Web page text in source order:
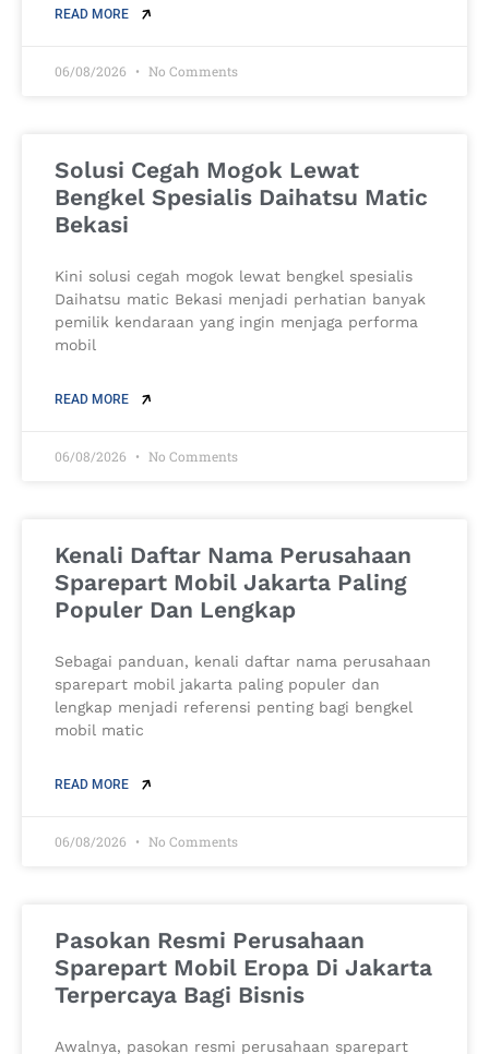
READ MORE
06/08/2026 No Comments
Solusi Cegah Mogok Lewat
Bengkel Spesialis Daihatsu Matic
Bekasi
Kini solusi cegah mogok lewat bengkel spesialis
Daihatsu matic Bekasi menjadi perhatian banyak
pemilik kendaraan yang ingin menjaga performa
mobil
READ MORE
06/08/2026 No Comments
Kenali Daftar Nama Perusahaan
Sparepart Mobil Jakarta Paling
Populer Dan Lengkap
Sebagai panduan, kenali daftar nama perusahaan
sparepart mobil jakarta paling populer dan
lengkap menjadi referensi penting bagi bengkel
mobil matic
READ MORE
06/08/2026 No Comments
Pasokan Resmi Perusahaan
Sparepart Mobil Eropa Di Jakarta
Terpercaya Bagi Bisnis
Awalnya, pasokan resmi perusahaan sparepart